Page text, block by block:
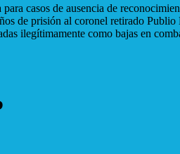
casos de ausencia de
de prisión al coronel retirado
ilegítimamente como bajas en